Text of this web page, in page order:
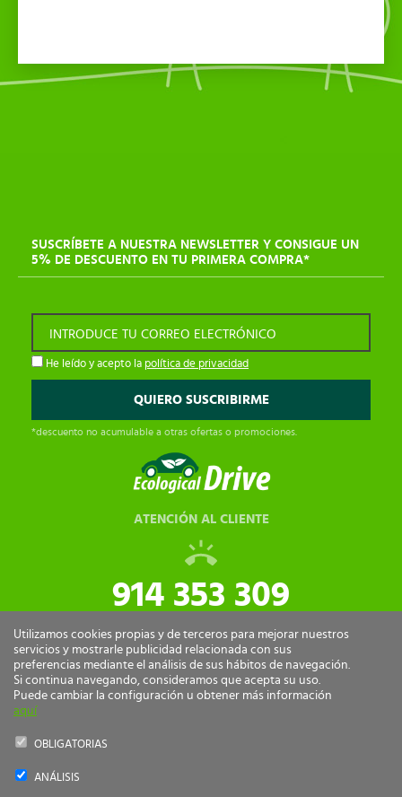
SUSCRÍBETE A NUESTRA NEWSLETTER Y CONSIGUE UN
5% DE DESCUENTO EN TU PRIMERA COMPRA*
INTRODUCE TU CORREO ELECTRÓNICO
He leído y acepto la política de privacidad
*descuento no acumulable a otras ofertas o promociones.
ATENCIÓN AL CLIENTE
914 353 309
tiendaonline@ecologicaldrive.com
Utilizamos cookies propias y de terceros para mejorar nuestros
servicios y mostrarle publicidad relacionada con sus
preferencias mediante el análisis de sus hábitos de navegación.
Si continua navegando, consideramos que acepta su uso.
Puede cambiar la configuración u obtener más información
aquí
OBLIGATORIAS
ANÁLISIS